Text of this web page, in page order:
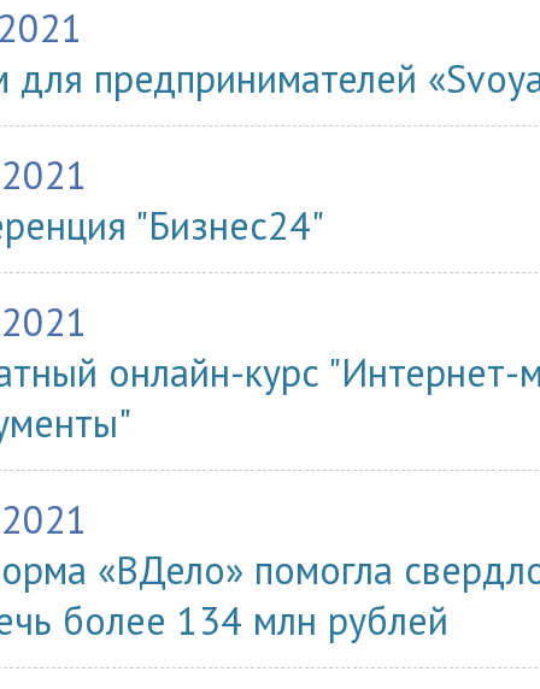
предпринимателей
"Бизнес24"
онлайн-курс "Интернет-
«ВДело» помогла
более 134 млн рублей